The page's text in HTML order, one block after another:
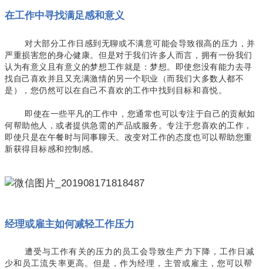
在工作中寻找满足感和意义
对大部分工作日感到无聊或不满意可能会导致很高的压力，并
严重损害您的身心健康。但是对于我们许多人而言，拥有一份我们
认为有意义且有意义的梦想工作就是：梦想。即使您没有能力去寻
找自己喜欢并且又充满激情的另一个职业（而我们大多数人都不
是），您仍然可以在自己不喜欢的工作中找到目标和喜悦。
即使在一些平凡的工作中，您通常也可以专注于自己的贡献如
何帮助他人，或者提供急需的产品或服务。专注于您喜欢的工作，
即使只是在午餐时与同事聊天。改变对工作的态度也可以帮助您重
新获得目标感和控制感。
经理或雇主如何减轻工作压力
遭受与工作有关的压力的员工会导致生产力下降，工作日减
少和员工流失率更高。但是，作为经理，主管或雇主，您可以帮